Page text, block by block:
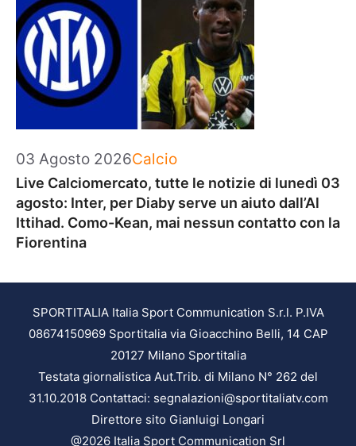
03 Agosto 2026Categorie
Calcio
Live Calciomercato, tutte le notizie di lunedì 03
agosto: Inter, per Diaby serve un aiuto dall’Al
Ittihad. Como-Kean, mai nessun contatto con la
Fiorentina
SPORTITALIA Italia Sport Communication S.r.l. P.IVA
08674150969 Sportitalia via Gioacchino Belli, 14 CAP
20127 Milano Sportitalia
Testata giornalistica Aut.Trib. di Milano N° 262 del
31.10.2018 Contattaci: segnalazioni@sportitaliatv.com
Direttore sito Gianluigi Longari
@2026 Italia Sport Communication Srl